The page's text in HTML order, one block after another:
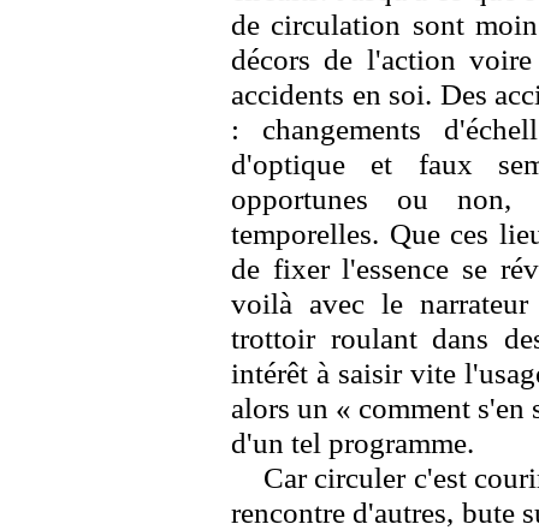
de circulation sont
décors de l'action voire
accidents en soi. Des
: changements
d'optique et faux
opportunes ou non,
temporelles. Que ces
de fixer l'essence se
voilà avec le
trottoir roulant dans
intérêt à saisir vite
alors un « comment
d'un tel programme.
Car circuler c'est
rencontre d'autres, bute